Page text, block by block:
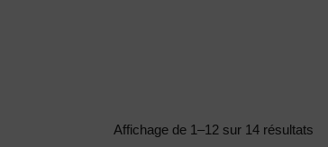
Affichage de 1–12 sur 14 résultats